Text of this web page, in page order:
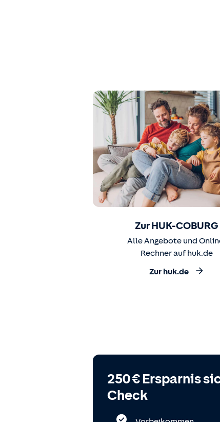
Zur HUK-COBURG
Alle Angebote und
Rechner auf huk.de
Zur huk.de
250 € Ersparnis
Check